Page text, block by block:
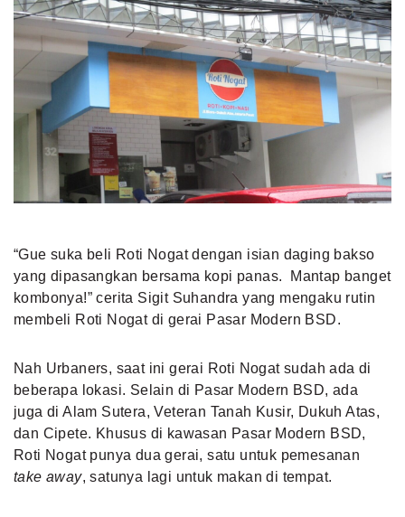
“Gue suka beli Roti Nogat dengan isian daging bakso
yang dipasangkan bersama kopi panas. Mantap banget
kombonya!” cerita Sigit Suhandra yang mengaku rutin
membeli Roti Nogat di gerai Pasar Modern BSD.
Nah Urbaners, saat ini gerai Roti Nogat sudah ada di
beberapa lokasi. Selain di Pasar Modern BSD, ada
juga di Alam Sutera, Veteran Tanah Kusir, Dukuh Atas,
dan Cipete. Khusus di kawasan Pasar Modern BSD,
Roti Nogat punya dua gerai, satu untuk pemesanan
take away, satunya lagi untuk makan di tempat.